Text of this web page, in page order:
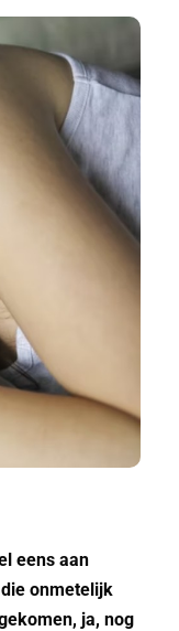
eens aan
onmetelijk
ja, nog